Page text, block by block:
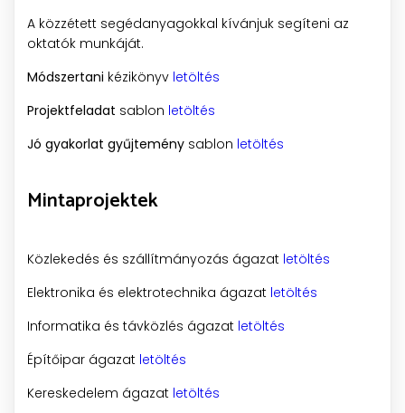
A közzétett segédanyagokkal kívánjuk segíteni az
oktatók munkáját.
Módszertani kézikönyv letöltés
Projektfeladat sablon letöltés
Jó gyakorlat gyűjtemény sablon letöltés
Mintaprojektek
Közlekedés és szállítmányozás ágazat letöltés
Elektronika és elektrotechnika ágazat letöltés
Informatika és távközlés ágazat letöltés
Építőipar ágazat letöltés
Kereskedelem ágazat letöltés